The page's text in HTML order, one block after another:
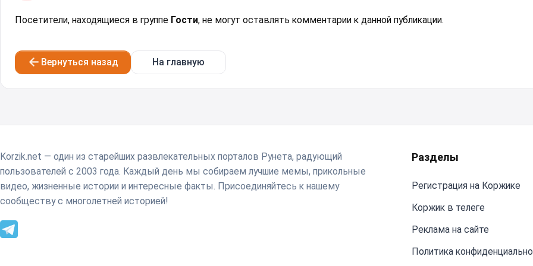
Посетители, находящиеся в группе Гости, не могут оставлять комментарии к данной публикации.
Вернуться назад На главную
Korzik.net — один из старейших развлекательных порталов Рунета, радующий
пользователей с 2003 года. Каждый день мы собираем лучшие мемы, прикольные
видео, жизненные истории и интересные факты. Присоединяйтесь к нашему
сообществу с многолетней историей!
Разделы
Регистрация на Коржике
Коржик в телеге
Реклама на сайте
Политика